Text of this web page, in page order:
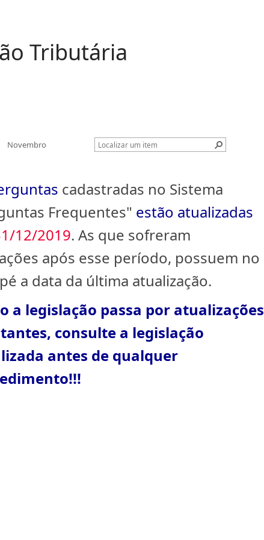
Tributária
Novembro
cadastradas no Sistema
Frequentes" estão atualizadas
12/2019. As que sofreram
após esse período, possuem no
a data da última atualização.
a legislação passa por atualizações
consulte a legislação
antes de qualquer